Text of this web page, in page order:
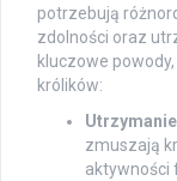
potrzebują
zdolności oraz
kluczowe
królików:
zmuszają
aktywności